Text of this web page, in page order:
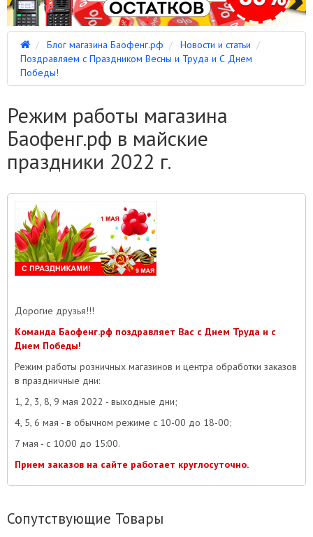
Блог магазина Баофенг.рф
Новости и статьи
Поздравляем с Праздником Весны и Труда и С Днем
Победы!
Режим работы магазина
Баофенг.рф в майские
праздники 2022 г.
Дорогие друзья!!!
Команда Баофенг.рф поздравляет Вас с Днем Труда и с
Днем Победы!
Режим работы розничных магазинов и центра обработки заказов
в праздничные дни:
1, 2, 3, 8, 9 мая 2022 - выходные дни;
4, 5, 6 мая - в обычном режиме с 10-00 до 18-00;
7 мая - с 10:00 до 15:00.
Прием заказов на сайте работает круглосуточно.
Сопутствующие Товары